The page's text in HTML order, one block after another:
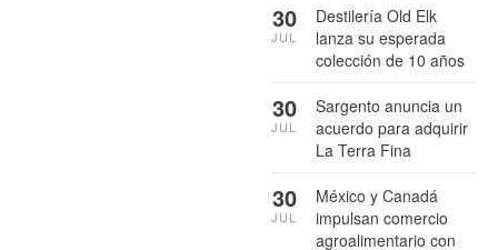
Destilería Old Elk
lanza su esperada
colección de 10 años
30
JUL
Sargento anuncia un
acuerdo para adquirir
La Terra Fina
30
JUL
México y Canadá
impulsan comercio
agroalimentario con
30
JUL